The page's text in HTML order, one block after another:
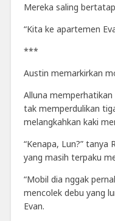
Mereka saling
“Kita ke apartemen
***
Austin memarkirkan
Alluna
tak memperdulikan
melangkahkan kaki
“Kenapa, Lun?” tanya
yang masih terpaku
“Mobil dia nggak
mencolek debu yang
Evan.